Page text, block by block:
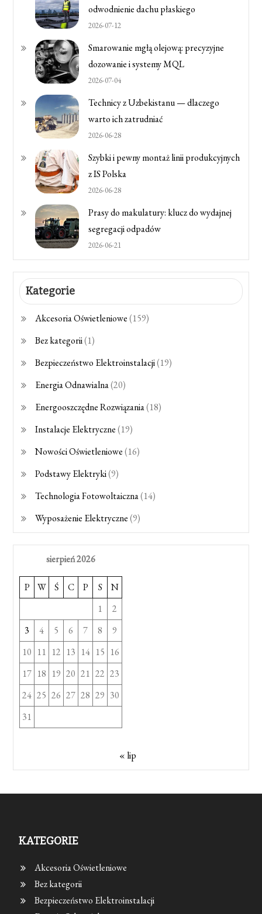
odwodnienie dachu płaskiego
2026-07-12
Smarowanie mgłą olejową: precyzyjne
dozowanie i systemy MQL
2026-07-04
Technicy z Uzbekistanu — dlaczego
warto ich zatrudniać
2026-06-28
Szybki i pewny montaż linii produkcyjnych
z IS Polska
2026-06-28
Prasy do makulatury: klucz do wydajnej
segregacji odpadów
2026-06-21
Kategorie
Akcesoria Oświetleniowe(159)
Bez kategorii(1)
Bezpieczeństwo Elektroinstalacji(19)
Energia Odnawialna(20)
Energooszczędne Rozwiązania(18)
Instalacje Elektryczne(19)
Nowości Oświetleniowe(16)
Podstawy Elektryki(9)
Technologia Fotowoltaiczna(14)
Wyposażenie Elektryczne(9)
sierpień 2026
P W Ś C P S
N
1
2
3
4 5 6 7 8
9
10 11 12 13 14 15 16
17 18 19 20 21 22 23
24 25 26 27 28 29 30
31
« lip
KATEGORIE
Akcesoria Oświetleniowe
Bez kategorii
Bezpieczeństwo Elektroinstalacji